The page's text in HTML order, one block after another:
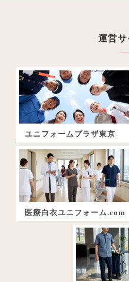
運営サ
ユニフォームプラザ東京
医療白衣ユニフォーム.com